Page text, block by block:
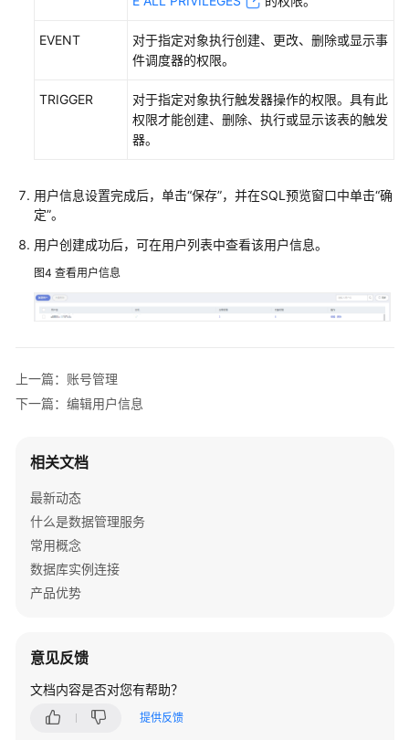
区
权
限
EVENT
对于指定对象执行创建、更改、删除或显示事
件调度器的权限。
TRIGGER
对于指定对象执行触发器操作的权限。具有此
权限才能创建、删除、执行或显示该表的触发
器。
用户信息设置完成后，单击“保存”，并在SQL预览窗口中单击“确
定”。
用户创建成功后，可在用户列表中查看该用户信息。
图4 查看用户信息
上一篇：账号管理
下一篇：编辑用户信息
相关文档
最新动态
什么是数据管理服务
常用概念
数据库实例连接
产品优势
意见反馈
文档内容是否对您有帮助？
提供反馈